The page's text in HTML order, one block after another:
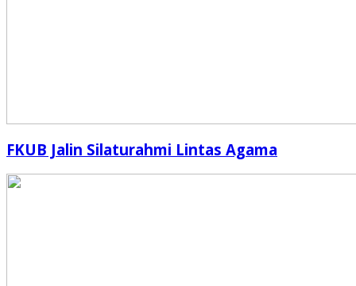
FKUB Jalin Silaturahmi Lintas Agama